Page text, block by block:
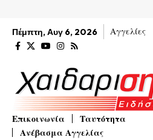
Πέμπτη, Αυγ 6, 2026 Αγγελίες
Επικοινωνία
Ταυτότητα
Ανέβασμα Αγγελίας